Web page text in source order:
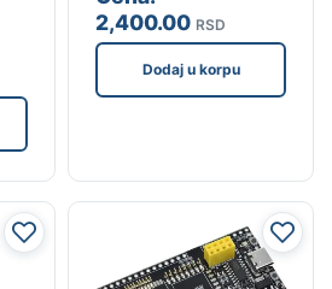
2,400.00 RSD
Dodaj u korpu